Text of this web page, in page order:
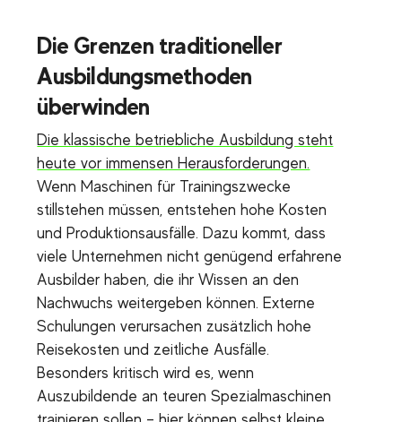
Die Grenzen traditioneller
Ausbildungsmethoden
überwinden
Die klassische betriebliche Ausbildung steht
heute vor immensen Herausforderungen.
Wenn Maschinen für Trainingszwecke
stillstehen müssen, entstehen hohe Kosten
und Produktionsausfälle. Dazu kommt, dass
viele Unternehmen nicht genügend erfahrene
Ausbilder haben, die ihr Wissen an den
Nachwuchs weitergeben können. Externe
Schulungen verursachen zusätzlich hohe
Reisekosten und zeitliche Ausfälle.
Besonders kritisch wird es, wenn
Auszubildende an teuren Spezialmaschinen